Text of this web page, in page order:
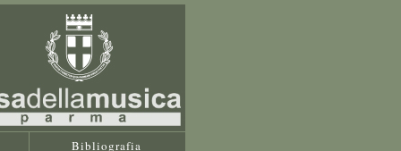
Bibliografia